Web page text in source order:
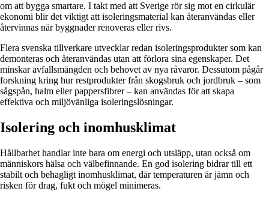
om att bygga smartare. I takt med att Sverige rör sig mot en cirkulär
ekonomi blir det viktigt att isoleringsmaterial kan återanvändas eller
återvinnas när byggnader renoveras eller rivs.
Flera svenska tillverkare utvecklar redan isoleringsprodukter som kan
demonteras och återanvändas utan att förlora sina egenskaper. Det
minskar avfallsmängden och behovet av nya råvaror. Dessutom pågår
forskning kring hur restprodukter från skogsbruk och jordbruk – som
sågspån, halm eller pappersfibrer – kan användas för att skapa
effektiva och miljövänliga isoleringslösningar.
Isolering och inomhusklimat
Hållbarhet handlar inte bara om energi och utsläpp, utan också om
människors hälsa och välbefinnande. En god isolering bidrar till ett
stabilt och behagligt inomhusklimat, där temperaturen är jämn och
risken för drag, fukt och mögel minimeras.